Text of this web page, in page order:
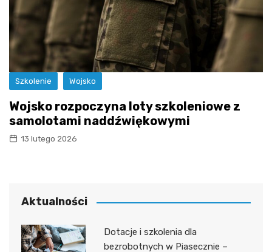
Szkolenie Wojsko
Wojsko rozpoczyna loty szkoleniowe z
samolotami naddźwiękowymi
13 lutego 2026
Aktualności
Dotacje i szkolenia dla
bezrobotnych w Piasecznie –